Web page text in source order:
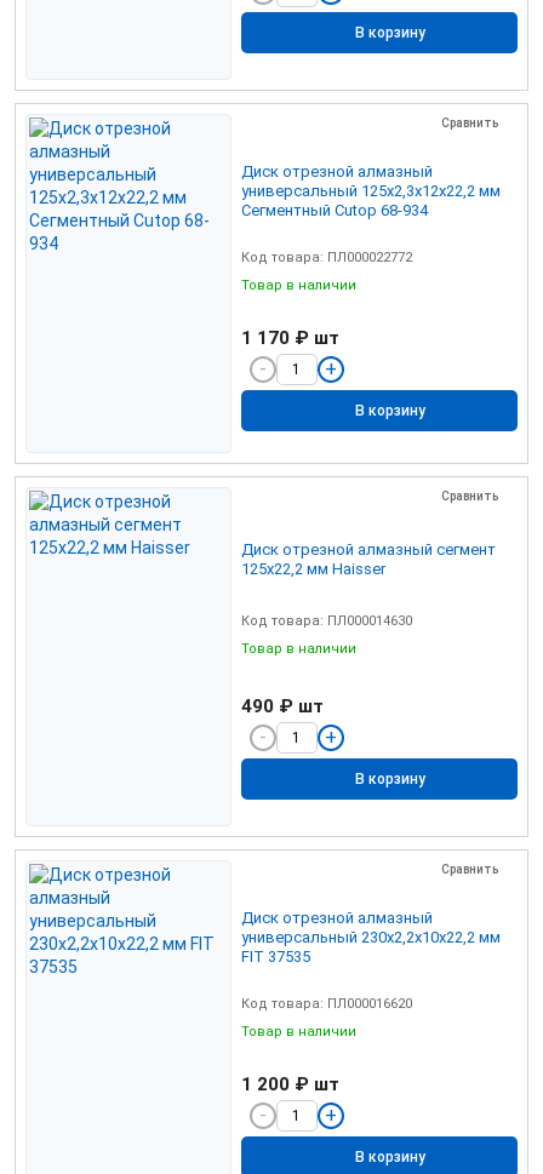
В корзину
Сравнить
Диск отрезной алмазный
универсальный 125х2,3х12х22,2 мм
Сегментный Cutop 68-934
Код товара: ПЛ000022772
Товар в наличии
1 170 ₽ шт
В корзину
Сравнить
Диск отрезной алмазный сегмент
125х22,2 мм Haisser
Код товара: ПЛ000014630
Товар в наличии
490 ₽ шт
В корзину
Сравнить
Диск отрезной алмазный
универсальный 230х2,2х10х22,2 мм
FIT 37535
Код товара: ПЛ000016620
Товар в наличии
1 200 ₽ шт
В корзину